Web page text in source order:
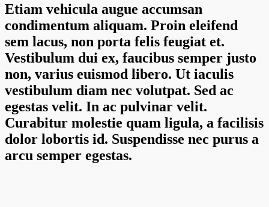
Etiam vehicula augue accumsan
condimentum aliquam. Proin eleifend
sem lacus, non porta felis feugiat et.
Vestibulum dui ex, faucibus semper justo
non, varius euismod libero. Ut iaculis
vestibulum diam nec volutpat. Sed ac
egestas velit. In ac pulvinar velit.
Curabitur molestie quam ligula, a facilisis
dolor lobortis id. Suspendisse nec purus a
arcu semper egestas.